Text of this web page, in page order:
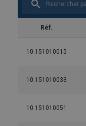
Réf.
10.151010015
10.151010033
10.151010051